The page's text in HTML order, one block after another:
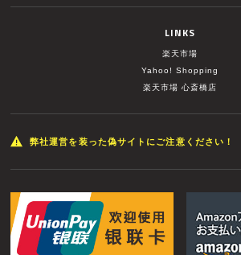
LINKS
楽天市場
Yahoo! Shopping
楽天市場 心斎橋店
弊社運営を装った偽サイトにご注意ください！